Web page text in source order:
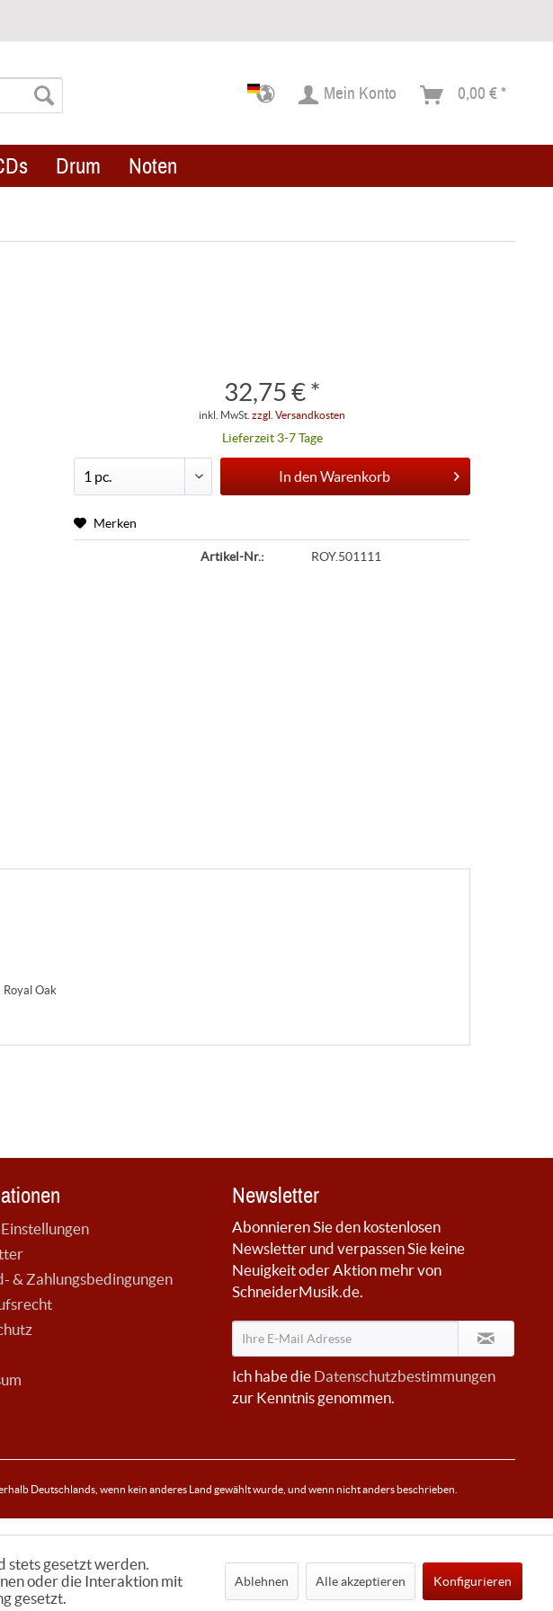
Mein Konto 0,00 € *
Drum Noten
32,75 € *
inkl. MwSt.zzgl. Versandkosten
Lieferzeit 3-7 Tage
In den Warenkorb
Merken
Artikel-Nr.: ROY.501111
Royal Oak
& Zahlungsbedingungen
Newsletter
Abonnieren Sie den kostenlosen
Newsletter und verpassen Sie keine
Neuigkeit oder Aktion mehr von
SchneiderMusik.de.
Ich habe die Datenschutzbestimmungen
zur Kenntnis genommen.
Deutschlands, wenn kein anderes Land gewählt wurde, und wenn nicht anders beschrieben.
stets gesetzt werden.
oder die Interaktion mit
gesetzt.
Ablehnen Alle akzeptieren Konfigurieren